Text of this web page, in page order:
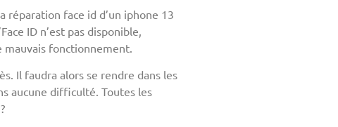
réparation face id d’un iphone 13
ID n’est pas disponible,
mauvais fonctionnement.
Il faudra alors se rendre dans les
aucune difficulté. Toutes les